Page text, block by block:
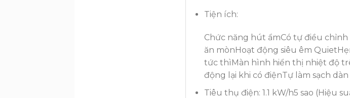
Tiện ích:
Chức năng hút ẩmCó tự điều
ăn mònHoạt động siêu êm Quiet
tức thìMàn hình hiển thị nhiệt độ
động lại khi có điệnTự làm sạch
Tiêu thụ điện: 1.1 kW/h5 sao (Hiệu